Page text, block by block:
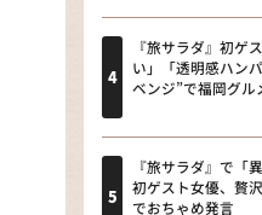
ＬＩＦＥ
新婚さん
ザキ山小
『旅サラダ』初ゲ
い」「透明感ハン
ベンジ”で福岡グル
『旅サラダ』で「
初ゲスト女優、贅
でおちゃめ発言